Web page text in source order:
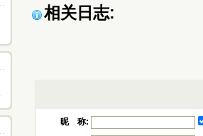
相关日志:
昵 称: